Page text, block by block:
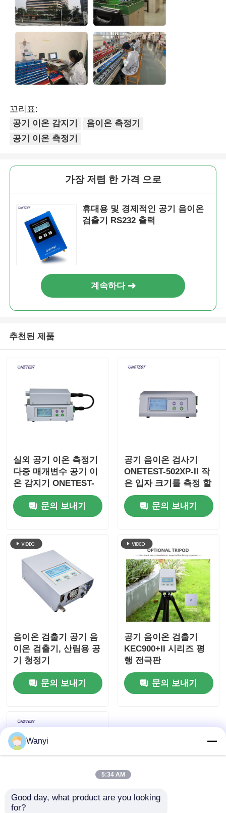
야외 공기 질 모니터링 시스템
음이온 감지기
타이완 후이보 초음파 악기 시리즈
적외선 방출량 감지기
꼬리표:
공기 이온 감지기
음이온 측정기
공기 이온 측정기
가장 저렴 한 가격 으로
휴대용 및 경제적인 공기 음이온
검출기 RS232 출력
계속하다
추천된 제품
실외 공기 이온 측정기
다중 매개변수 공기 이
온 감지기 ONETEST-
502XP-A
문의 보내기
공기 음이온 검사기
ONETEST-502XP-II 작
은 입자 크기를 측정 할
수 있습니다
문의 보내기
음이온 검출기 공기 음
이온 검출기, 산림용 공
기 청정기
문의 보내기
공기 음이온 검출기
KEC900+II 시리즈 평
행 전극판
문의 보내기
Wanyi
5:34 AM
Good day, what product are you looking
for?